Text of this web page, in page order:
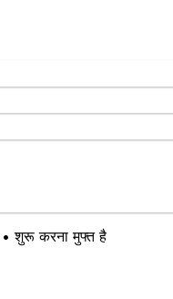
शुरू करना मुफ्त है